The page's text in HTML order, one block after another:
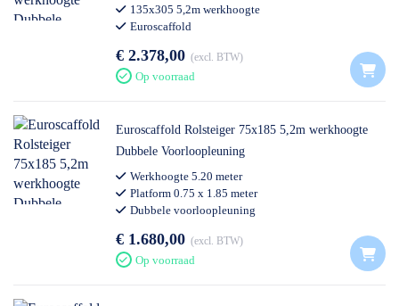
Onderstaande opbouwvideo geeft in
hoofdlijnen weer hoe een steiger moet worden
opgebouwd. In de video betreft het overigens
een brede rolsteiger.
135x305 5,2m werkhoogte
Euroscaffold
€ 2.378,00 excl. BTW
Op voorraad
Euroscaffold Rolsteiger 75x185 5,2m werkhoogte
Dubbele Voorloopleuning
Werkhoogte 5.20 meter
Platform 0.75 x 1.85 meter
Dubbele voorloopleuning
€ 1.680,00 excl. BTW
Op voorraad